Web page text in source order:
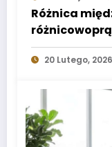
Różnica
20 Lutego, 2026